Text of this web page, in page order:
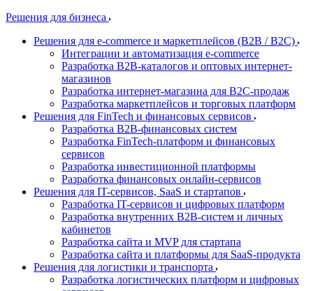
Решения для бизнеса
Решения для e-commerce и маркетплейсов (B2B / B2C)
Интеграции и автоматизация e-commerce
Разработка B2B-каталогов и оптовых интернет-
магазинов
Разработка интернет-магазина для B2C-продаж
Разработка маркетплейсов и торговых платформ
Решения для FinTech и финансовых сервисов
Разработка B2B-финансовых систем
Разработка FinTech-платформ и финансовых
сервисов
Разработка инвестиционной платформы
Разработка финансовых онлайн-сервисов
Решения для IT-сервисов, SaaS и стартапов
Разработка IT-сервисов и цифровых платформ
Разработка внутренних B2B-систем и личных
кабинетов
Разработка сайта и MVP для стартапа
Разработка сайта и платформы для SaaS-продукта
Решения для логистики и транспорта
Разработка логистических платформ и цифровых